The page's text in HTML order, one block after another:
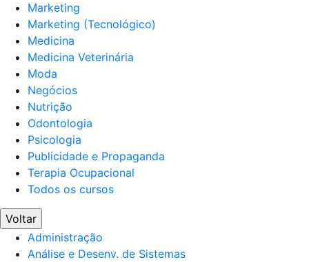
Marketing
Marketing (Tecnológico)
Medicina
Medicina Veterinária
Moda
Negócios
Nutrição
Odontologia
Psicologia
Publicidade e Propaganda
Terapia Ocupacional
Todos os cursos
Voltar
Administração
Análise e Desenv. de Sistemas